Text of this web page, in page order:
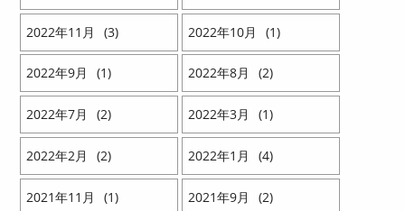
2022 11 3 2022 10 1
2022 9 1 2022 8 2
2022 7 2 2022 3 1
2022 2 2 2022 1 4
2021 11 1 2021 9 2